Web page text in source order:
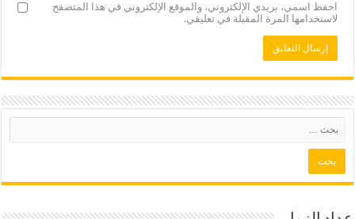
احفظ اسمي، بريدي الإلكتروني، والموقع الإلكتروني في هذا المتصفح
لاستخدامها المرة المقبلة في تعليقي.